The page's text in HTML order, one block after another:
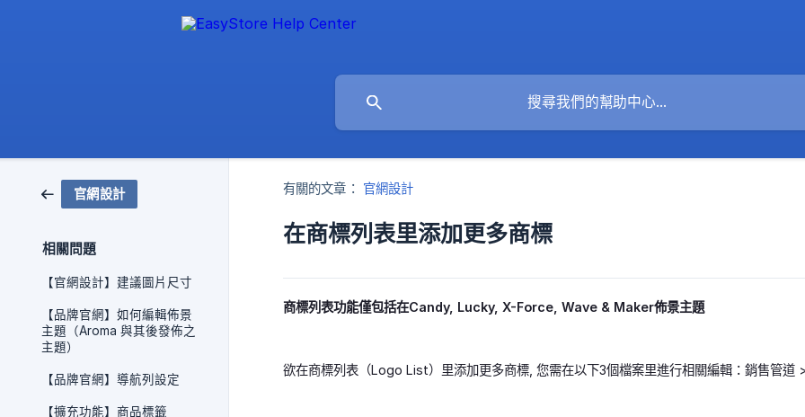
官網設計
相關問題
【官網設計】建議圖片尺寸
【品牌官網】如何編輯佈景
主題（Aroma 與其後發佈之
主題）
【品牌官網】導航列設定
【擴充功能】商品標籤
有關的文章： 官網設計
在商標列表里添加更多商標
商標列表功能僅包括在Candy, Lucky, X-Force, Wave & Maker佈景主題
欲在商標列表（Logo List）里添加更多商標, 您需在以下3個檔案里進行相關編輯：銷售管